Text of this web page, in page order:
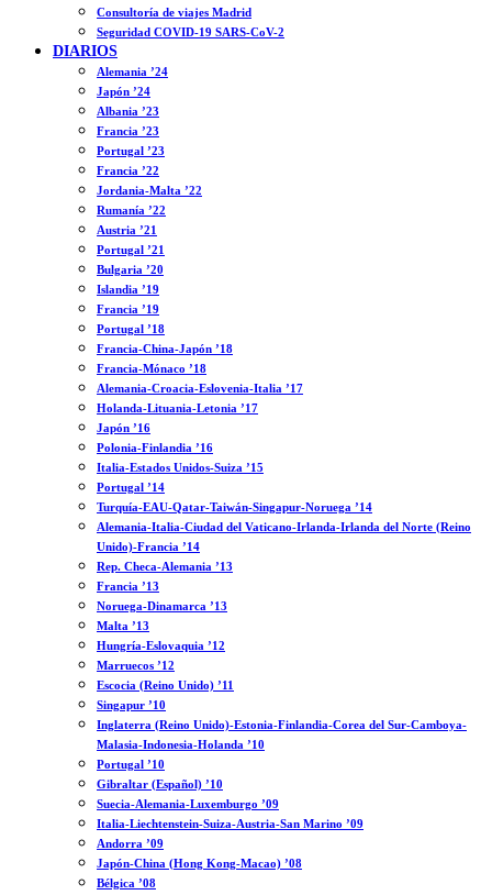
Consultoría de viajes Madrid
Seguridad COVID-19 SARS-CoV-2
DIARIOS
Alemania ’24
Japón ’24
Albania ’23
Francia ’23
Portugal ’23
Francia ’22
Jordania-Malta ’22
Rumanía ’22
Austria ’21
Portugal ’21
Bulgaria ’20
Islandia ’19
Francia ’19
Portugal ’18
Francia-China-Japón ’18
Francia-Mónaco ’18
Alemania-Croacia-Eslovenia-Italia ’17
Holanda-Lituania-Letonia ’17
Japón ’16
Polonia-Finlandia ’16
Italia-Estados Unidos-Suiza ’15
Portugal ’14
Turquía-EAU-Qatar-Taiwán-Singapur-Noruega ’14
Alemania-Italia-Ciudad del Vaticano-Irlanda-Irlanda del Norte (Reino
Unido)-Francia ’14
Rep. Checa-Alemania ’13
Francia ’13
Noruega-Dinamarca ’13
Malta ’13
Hungría-Eslovaquia ’12
Marruecos ’12
Escocia (Reino Unido) ’11
Singapur ’10
Inglaterra (Reino Unido)-Estonia-Finlandia-Corea del Sur-Camboya-
Malasia-Indonesia-Holanda ’10
Portugal ’10
Gibraltar (Español) ’10
Suecia-Alemania-Luxemburgo ’09
Italia-Liechtenstein-Suiza-Austria-San Marino ’09
Andorra ’09
Japón-China (Hong Kong-Macao) ’08
Bélgica ’08